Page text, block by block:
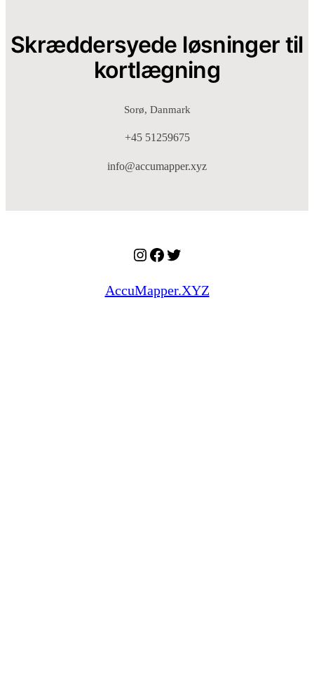
Skræddersyede løsninger til
kortlægning
Sorø, Danmark
+45 51259675
info@accumapper.xyz
Instagram
Facebook
Twitter
AccuMapper.XYZ